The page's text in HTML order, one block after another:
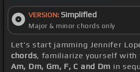
VERSION: Simplified
Major & minor chords only
Let's start jamming Jennifer
chords, familiarize yourself with
Am, Dm, Gm, F, C and Dm in